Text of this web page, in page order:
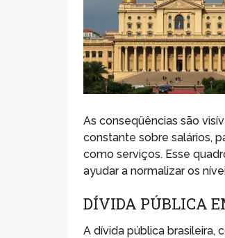
As conseqüências são
constante sobre salários,
como serviços. Esse
ayudar a normalizar os
DÍVIDA PÚBLICA
A dívida pública brasileira,